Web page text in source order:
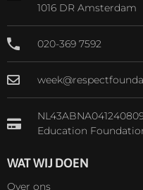
1016 DR Amsterdam
020-369 7592
Education
WAT WIJ DOEN
Over ons